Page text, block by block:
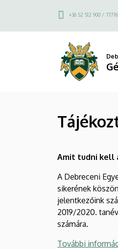
Tájékoztató
a
mesterszakra
Gépészmérnöki
Tanszék
tartalomra
Felső
kapcsolat
menü
+36 52 512 900 / 77776
Amit tudni kell
A Debreceni
sikerének
jelentkezőink
2019/2020.
számára.
További